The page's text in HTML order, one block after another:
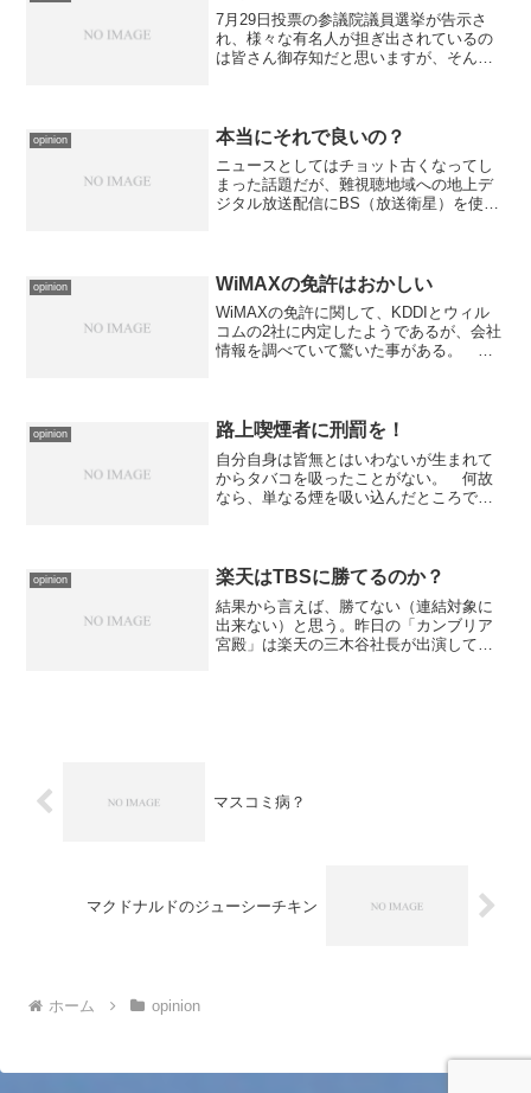
7月29日投票の参議院議員選挙が告示さ
れ、様々な有名人が担ぎ出されているの
は皆さん御存知だと思いますが、そんな
す。 最も激しいのは自...
opinion 本当にそれで良いの？
ニュースとしてはチョット古くなってし
まった話題だが、難視聴地域への地上デ
ジタル放送配信にBS（放送衛星）を使う
聴地域への配信である...
opinion WiMAXの免許はおかしい
WiMAXの免許に関して、KDDIとウィル
コムの2社に内定したようであるが、会社
情報を調べていて驚いた事がある。 そ
ル...
opinion 路上喫煙者に刑罰を！
自分自身は皆無とはいわないが生まれて
からタバコを吸ったことがない。 何故
なら、単なる煙を吸い込んだところで精
で路上喫煙者には辟易する。...
opinion 楽天はTBSに勝てるのか？
結果から言えば、勝てない（連結対象に
出来ない）と思う。昨日の「カンブリア
宮殿」は楽天の三木谷社長が出演してい
マスコミ病？
マクドナルドのジューシーチキン
ホーム opinion